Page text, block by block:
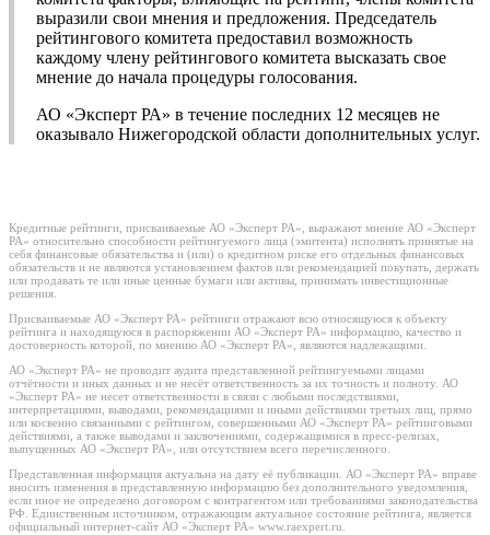
выразили свои мнения и предложения. Председатель
рейтингового комитета предоставил возможность
каждому члену рейтингового комитета высказать свое
мнение до начала процедуры голосования.
АО «Эксперт РА» в течение последних 12 месяцев не
оказывало Нижегородской области дополнительных услуг.
Кредитные рейтинги, присваиваемые АО «Эксперт РА», выражают мнение АО «Эксперт
РА» относительно способности рейтингуемого лица (эмитента) исполнять принятые на
себя финансовые обязательства и (или) о кредитном риске его отдельных финансовых
обязательств и не являются установлением фактов или рекомендацией покупать, держать
или продавать те или иные ценные бумаги или активы, принимать инвестиционные
решения.
Присваиваемые АО «Эксперт РА» рейтинги отражают всю относящуюся к объекту
рейтинга и находящуюся в распоряжении АО «Эксперт РА» информацию, качество и
достоверность которой, по мнению АО «Эксперт РА», являются надлежащими.
АО «Эксперт РА» не проводит аудита представленной рейтингуемыми лицами
отчётности и иных данных и не несёт ответственность за их точность и полноту. АО
«Эксперт РА» не несет ответственности в связи с любыми последствиями,
интерпретациями, выводами, рекомендациями и иными действиями третьих лиц, прямо
или косвенно связанными с рейтингом, совершенными АО «Эксперт РА» рейтинговыми
действиями, а также выводами и заключениями, содержащимися в пресс-релизах,
выпущенных АО «Эксперт РА», или отсутствием всего перечисленного.
Представленная информация актуальна на дату её публикации. АО «Эксперт РА» вправе
вносить изменения в представленную информацию без дополнительного уведомления,
если иное не определено договором с контрагентом или требованиями законодательства
РФ. Единственным источником, отражающим актуальное состояние рейтинга, является
официальный интернет-сайт АО «Эксперт РА» www.raexpert.ru.